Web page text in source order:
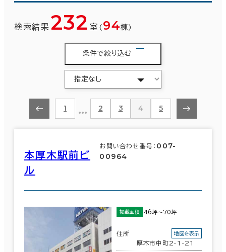
検索結果 232 室 ( 94棟)
条件で絞り込む
1 … 2 3 4 5
本厚木駅前ビ
ル
お問い合わせ番号： 007-
00964
掲載面積 46坪～70坪
住所
厚木市中町2-1-21
地図を表示